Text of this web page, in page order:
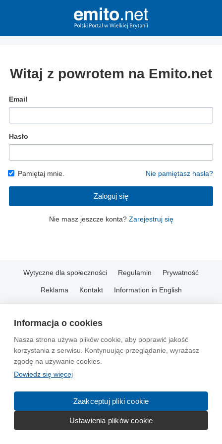
Informacja o cookies
Nasza strona używa plików cookie, aby poprawić jakość
korzystania z serwisu. Kontynuując przeglądanie, wyrażasz
zgodę na używanie cookies.
Dowiedz się więcej
Zaakceptuj pliki cookie
Ustawienia plików cookie
Witaj z powrotem na Emito.net
Email
Hasło
Pamiętaj mnie. Nie pamiętasz hasła?
Zaloguj się
Nie masz jeszcze konta? Zarejestruj się
Wytyczne dla społeczności Regulamin Prywatność
Reklama Kontakt Information in English